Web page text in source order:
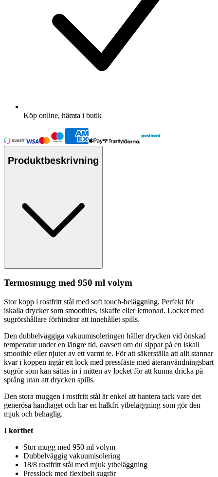
Köp online, hämta i butik
Produktbeskrivning
Termosmugg med 950 ml volym
Stor kopp i rostfritt stål med soft touch-beläggning. Perfekt för
iskalla drycker som smoothies, iskaffe eller lemonad. Locket med
sugrörshållare förhindrar att innehållet spills.
Den dubbelväggiga vakuumisoleringen håller drycken vid önskad
temperatur under en längre tid, oavsett om du sippar på en iskall
smoothie eller njuter av ett varmt te. För att säkerställa att allt stannar
kvar i koppen ingår ett lock med pressfäste med återanvändningsbart
sugrör som kan sättas in i mitten av locket för att kunna dricka på
språng utan att drycken spills.
Den stora muggen i rostfritt stål är enkel att hantera tack vare det
generösa handtaget och har en halkfri ytbeläggning som gör den
mjuk och behaglig.
I korthet
Stor mugg med 950 ml volym
Dubbelväggig vakuumisolering
18/8 rostfritt stål med mjuk ytbeläggning
Presslock med flexibelt sugrör